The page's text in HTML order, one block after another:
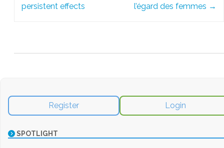
persistent effects
l’égard des femmes →
Register Login
SPOTLIGHT